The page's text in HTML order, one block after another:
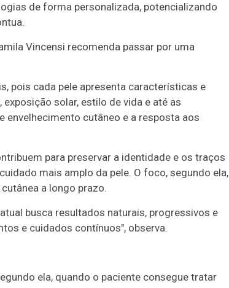
de forma personalizada, potencializando
Vincensi recomenda passar por uma
pois cada pele apresenta características e
solar, estilo de vida e até as
cutâneo e a resposta aos
para preservar a identidade e os traços
mais amplo da pele. O foco, segundo ela,
a longo prazo.
busca resultados naturais, progressivos e
e cuidados contínuos", observa.
ela, quando o paciente consegue tratar